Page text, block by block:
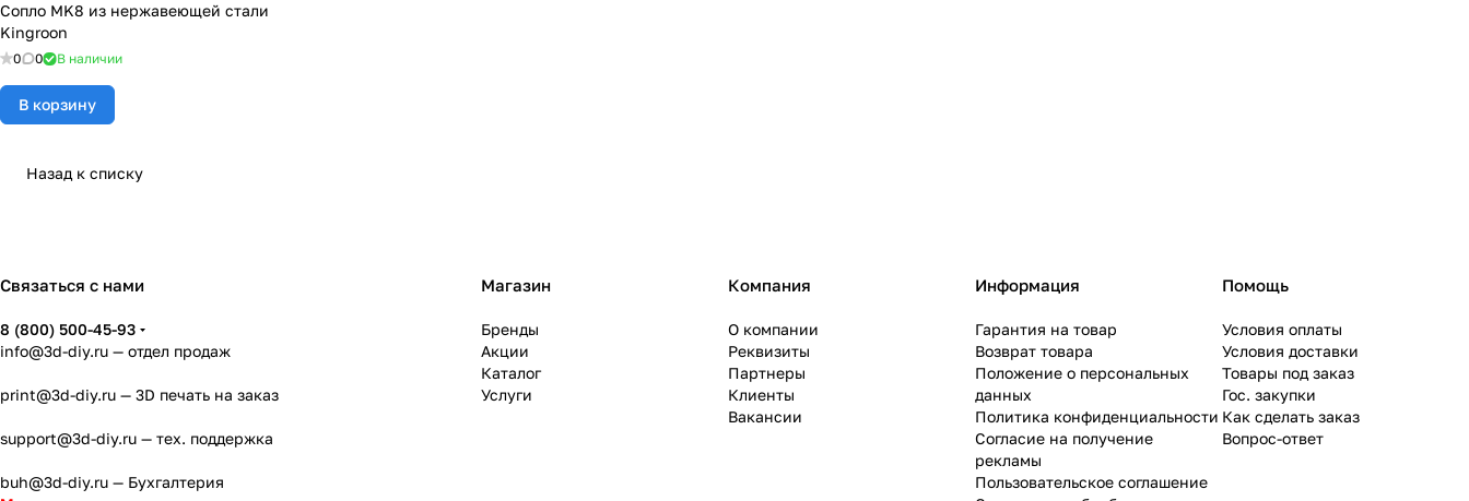
Сопло MK8 из нержавеющей стали
Kingroon
0 0 В наличии
В корзину
Назад к списку
Связаться с нами
8 (800) 500-45-93
info@3d-diy.ru — отдел продаж
print@3d-diy.ru — 3D печать на заказ
support@3d-diy.ru — тех. поддержка
buh@3d-diy.ru — Бухгалтерия
Магазин
Бренды
Акции
Каталог
Услуги
Компания
О компании
Реквизиты
Партнеры
Клиенты
Вакансии
Информация
Гарантия на товар
Возврат товара
Положение о персональных
данных
Политика конфиденциальности
Согласие на получение
рекламы
Пользовательское соглашение
Помощь
Условия оплаты
Условия доставки
Товары под заказ
Гос. закупки
Как сделать заказ
Вопрос-ответ